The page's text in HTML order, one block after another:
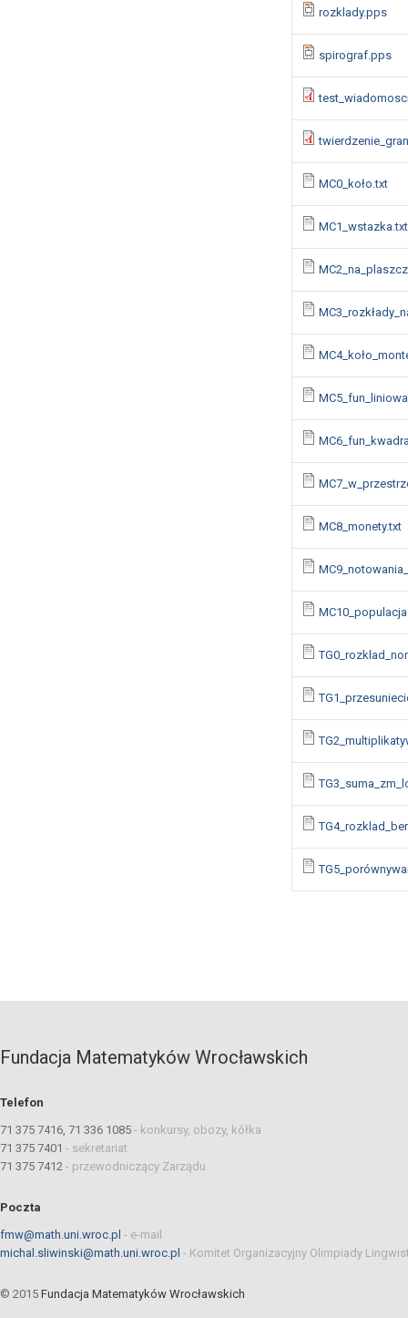
rozklady.pps
spirograf.pps
MC0_koło.txt
MC1_wstazka.txt
MC8_monety.txt
Fundacja Matematyków Wrocławskich
Telefon
71 375 7416, 71 336 1085 - konkursy, obozy, kółka
71 375 7401 - sekretariat
71 375 7412 - przewodniczący Zarządu
Poczta
fmw@math.uni.wroc.pl - e-mail
michal.sliwinski@math.uni.wroc.pl - Komitet Organizacyjny Olimpiady
© 2015 Fundacja Matematyków Wrocławskich